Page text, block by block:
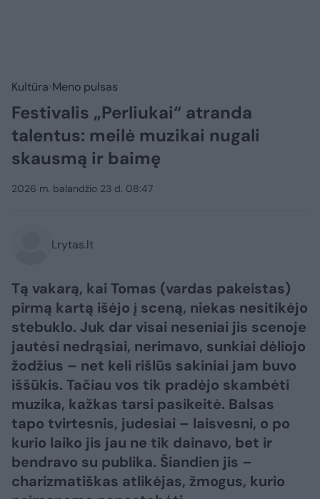
Kultūra Meno pulsas
Festivalis „Perliukai“ atranda
talentus: meilė muzikai nugali
skausmą ir baimę
2026 m. balandžio 23 d. 08:47
Lrytas.lt
Tą vakarą, kai Tomas (vardas pakeistas)
pirmą kartą išėjo į sceną, niekas nesitikėjo
stebuklo. Juk dar visai neseniai jis scenoje
jautėsi nedrąsiai, nerimavo, sunkiai dėliojo
žodžius – net keli rišlūs sakiniai jam buvo
iššūkis. Tačiau vos tik pradėjo skambėti
muzika, kažkas tarsi pasikeitė. Balsas
tapo tvirtesnis, judesiai – laisvesni, o po
kurio laiko jis jau ne tik dainavo, bet ir
bendravo su publika. Šiandien jis –
charizmatiškas atlikėjas, žmogus, kurio